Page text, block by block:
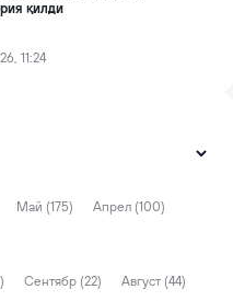
қилди
11:24
Май (175)
Апрел (100)
Сентябр (22)
Август (44)